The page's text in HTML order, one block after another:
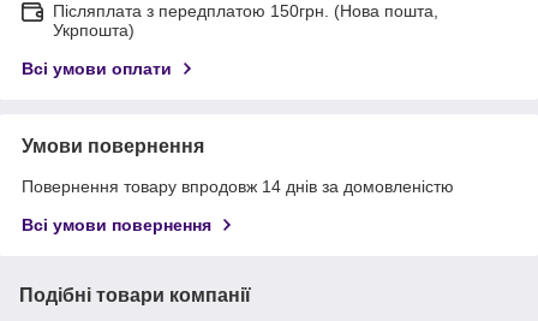
Післяплата з передплатою 150грн. (Нова пошта,
Укрпошта)
Всі умови оплати
Умови повернення
Повернення товару впродовж 14 днів за домовленістю
Всі умови повернення
Подібні товари компанії